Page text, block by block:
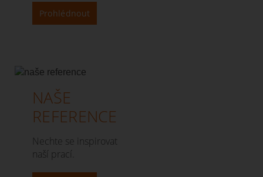
Prohlédnout
NAŠE
REFERENCE
Nechte se inspirovat
naší prací.